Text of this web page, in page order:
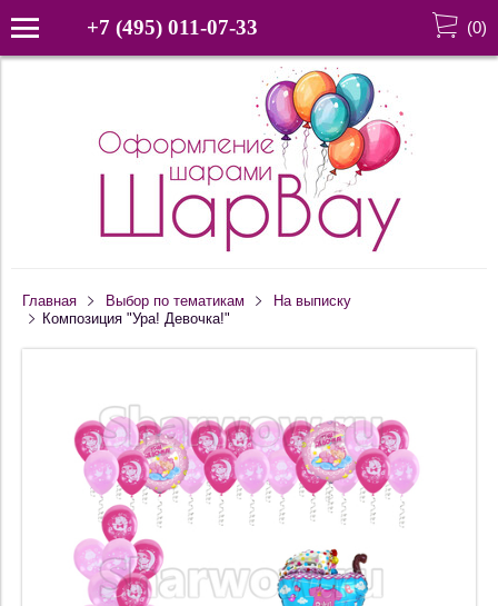
+7 (495) 011-07-33 (0)
Главная Выбор по тематикам
На выписку
Композиция "Ура! Девочка!"